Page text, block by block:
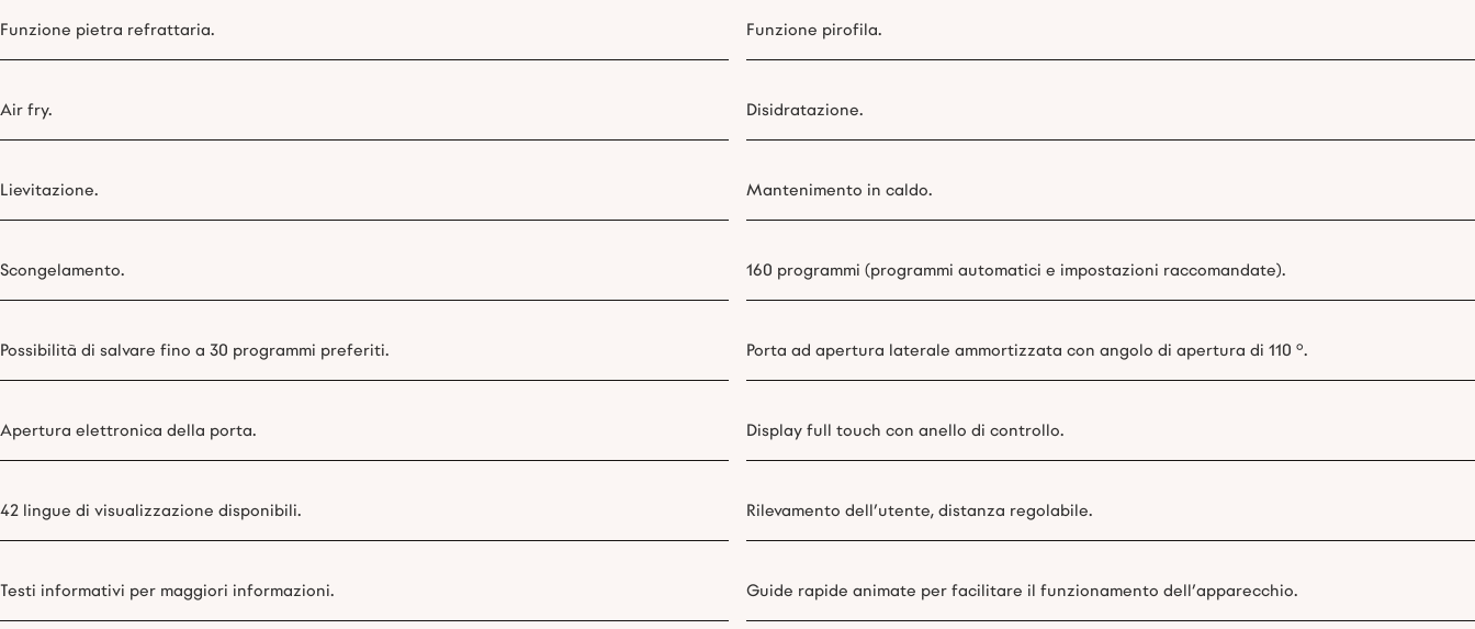
Funzione pietra refrattaria. Funzione pirofila.
Air fry. Disidratazione.
Lievitazione. Mantenimento in caldo.
Scongelamento. 160 programmi (programmi automatici e impostazioni raccomandate).
Possibilità di salvare fino a 30 programmi preferiti. Porta ad apertura laterale ammortizzata con angolo di apertura di 110 °.
Apertura elettronica della porta. Display full touch con anello di controllo.
42 lingue di visualizzazione disponibili. Rilevamento dell’utente, distanza regolabile.
Testi informativi per maggiori informazioni. Guide rapide animate per facilitare il funzionamento dell’apparecchio.